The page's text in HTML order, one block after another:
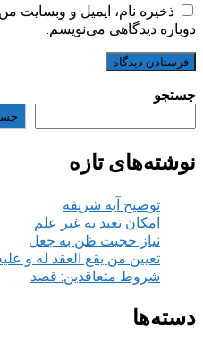
ذخیره نام، ایمیل و وبسایت
دوباره دیدگاهی می‌نویسم.
جستجو
نوشته‌های تازه
توضیح آیه شریفه
امکان تعبد به غیر علم
نیاز حجیت ظن به جعل
تعیین من یقع العقد له و
شروط متعاقدین: قصد
دسته‌ها